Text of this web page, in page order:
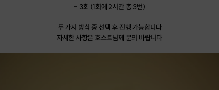
- 3회 (1회에 2시간 총 3번)
두 가지 방식 중 선택 후 진행 가능합니다
자세한 사항은 호스트님께 문의 바랍니다